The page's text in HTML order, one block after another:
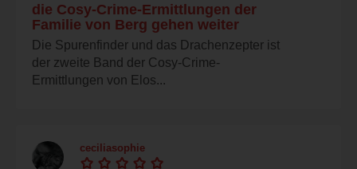
die Cosy-Crime-Ermittlungen der
Familie von Berg gehen weiter
Die Spurenfinder und das Drachenzepter ist
der zweite Band der Cosy-Crime-
Ermittlungen von Elos...
ceciliasophie